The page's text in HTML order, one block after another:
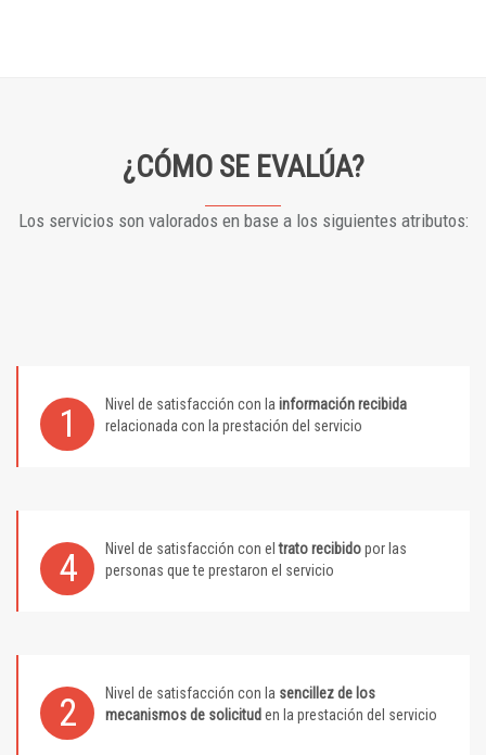
¿CÓMO SE EVALÚA?
Los servicios son valorados en base a los siguientes atributos:
1 Nivel de satisfacción con la información recibida
relacionada con la prestación del servicio
4 Nivel de satisfacción con eltrato recibidopor las
personas que te prestaron el servicio
2 Nivel de satisfacción con la sencillez de los
mecanismos de solicitud en la prestación del servicio